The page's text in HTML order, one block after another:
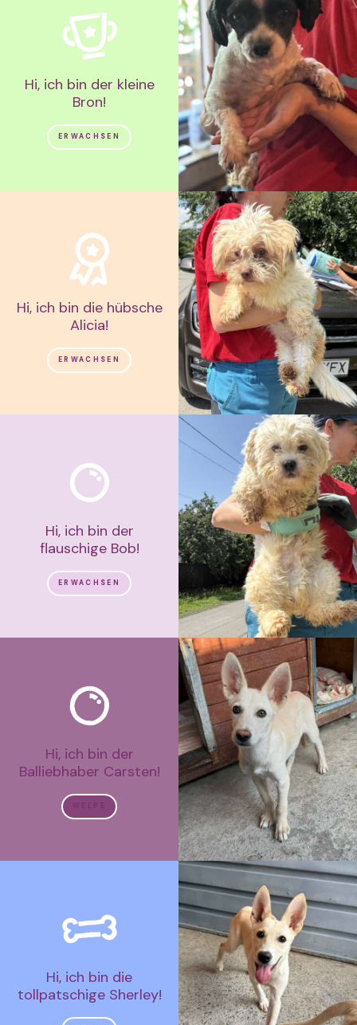
Hi, ich bin der kleine
Bron!
ERWACHSEN
Hi, ich bin die hübsche
Alicia!
ERWACHSEN
Hi, ich bin der
flauschige Bob!
ERWACHSEN
Hi, ich bin der
Balliebhaber Carsten!
Hi, ich bin die
tollpatschige Sherley!